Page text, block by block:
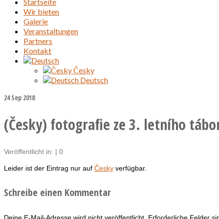
Wir bieten
Galerie
Veranstaltungen
Partners
Kontakt
Česky
Deutsch
24Sep 2018
(Česky) fotografie ze 3. letního
Veröffentlicht in: | 0
Leider ist der Eintrag nur auf Česky verfügbar.
Schreibe einen Kommentar
Deine E-Mail-Adresse wird nicht veröffentlicht. Erforderliche Felder